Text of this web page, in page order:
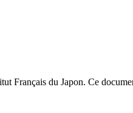
Français du Japon. Ce